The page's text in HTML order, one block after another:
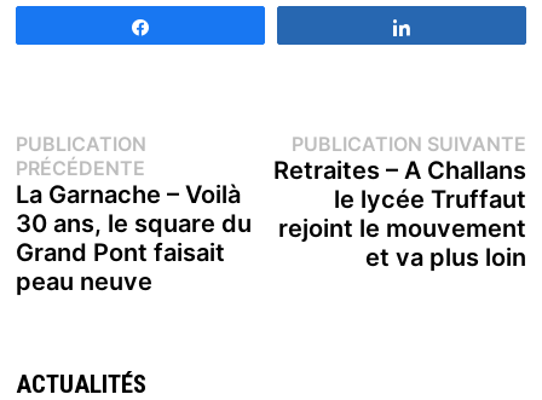
Navigation
de
l’article
PUBLICATION
PRÉCÉDENTEPublication
précédente :
La Garnache – Voilà
30 ans, le square du
Grand Pont faisait
peau neuve
PUBLICATION SUIVANTE
Retraites – A Challans
le lycée Truffaut
rejoint le mouvement
et va plus loin
ACTUALITÉS